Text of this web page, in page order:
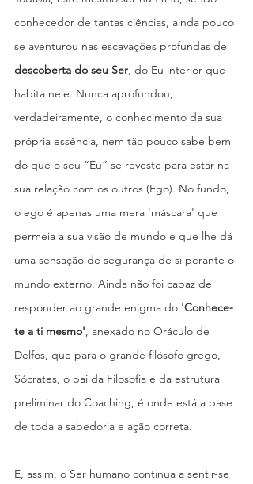
conhecedor de tantas ciências, ainda pouco
se aventurou nas escavações profundas de
descoberta do seu Ser, do Eu interior que
habita nele. Nunca aprofundou,
verdadeiramente, o conhecimento da sua
própria essência, nem tão pouco sabe bem
do que o seu “Eu” se reveste para estar na
sua relação com os outros (Ego). No fundo,
o ego é apenas uma mera 'máscara' que
permeia a sua visão de mundo e que lhe dá
uma sensação de segurança de si perante o
mundo externo. Ainda não foi capaz de
responder ao grande enigma do 'Conhece-
te a ti mesmo', anexado no Oráculo de
Delfos, que para o grande filósofo grego,
Sócrates, o pai da Filosofia e da estrutura
preliminar do Coaching, é onde está a base
de toda a sabedoria e ação correta.
E, assim, o Ser humano continua a sentir-se